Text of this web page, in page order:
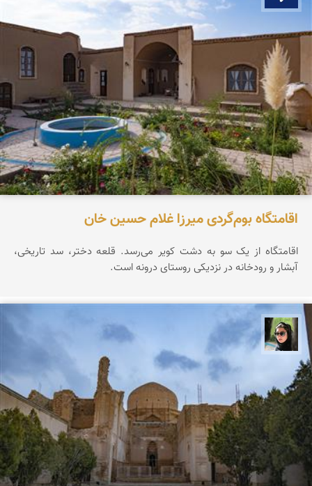
اقامتگاه بوم‌گردی میرزا غلام حسین خان
اقامتگاه از یک سو به دشت کویر می‌رسد. قلعه دختر، سد تاریخی،
آبشار و رودخانه در نزدیکی روستای درونه است.
سپیده اصلان